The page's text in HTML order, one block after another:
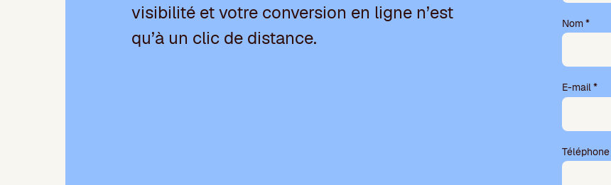
visibilité et votre conversion en ligne n’est
qu’à un clic de distance.
z
l
a
s
s
e
c
c
Nom*
E-mail*
Téléphone